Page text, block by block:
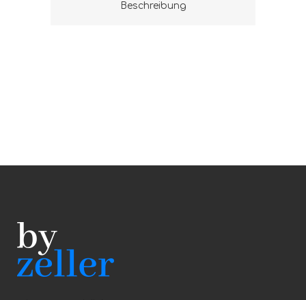
Beschreibung